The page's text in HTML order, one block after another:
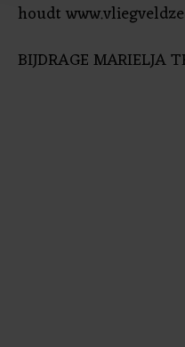
bezoek makkelijker en
onze cookiepagina kun je
houdt
BIJDRAGE MARIELJA